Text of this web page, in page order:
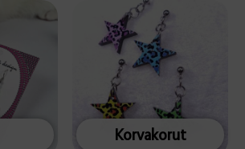
Korvakorut